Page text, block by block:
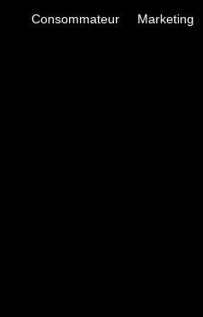
Consommateur Marketing